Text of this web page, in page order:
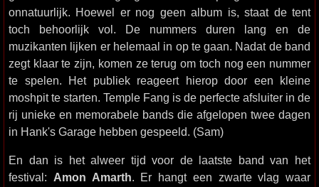
onnatuurlijk. Hoewel er nog geen album is, staat de tent
toch behoorlijk vol. De nummers duren lang en de
muzikanten lijken er helemaal in op te gaan. Nadat de band
zegt klaar te zijn, komen ze terug om toch nog een nummer
te spelen. Het publiek reageert hierop door een kleine
moshpit te starten. Temple Fang is de perfecte afsluiter in de
rij unieke en memorabele bands die afgelopen twee dagen
in Hank's Garage hebben gespeeld. (Sam)
En dan is het alweer tijd voor de laatste band van het
festival: Amon Amarth. Er hangt een zwarte vlag waar